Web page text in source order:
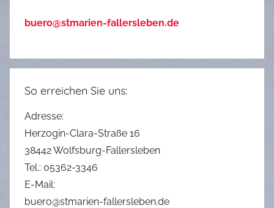
buero@stmarien-fallersleben.de
So erreichen Sie uns:
Adresse:
Herzogin-Clara-Straße 16
38442 Wolfsburg-Fallersleben
Tel.: 05362-3346
E-Mail:
buero@stmarien-fallersleben.de